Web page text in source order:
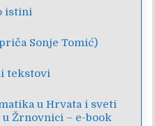
istini
Sonje Tomić)
tekstovi
u Hrvata i sveti
Žrnovnici – e-book